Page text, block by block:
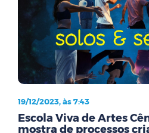
19/12/2023, às 7:43
Escola Viva de Artes
mostra de processos